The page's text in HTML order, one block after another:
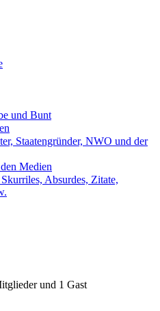
und Bunt
Staatengründer, NWO und der
Medien
Absurdes, Zitate,
und 1 Gast